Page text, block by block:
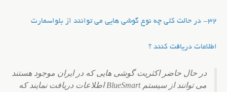
32- در حالت کلی چه نوع گوشی هایی می توانند از بلواسمارت
اطلاعات دریافت کنند ؟
در حال حاضر اکثریت گوشی هایی که در ایران موجود هستند
می توانند از سیستم BlueSmart اطلاعات دریافت نمایند که